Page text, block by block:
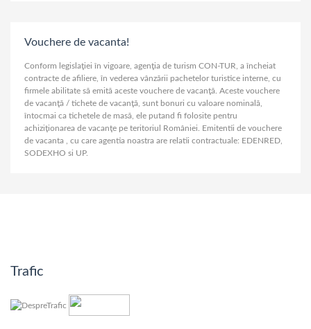
Vouchere de vacanta!
Conform legislaţiei în vigoare, agenţia de turism CON-TUR, a încheiat
contracte de afiliere, în vederea vânzării pachetelor turistice interne, cu
firmele abilitate să emită aceste vouchere de vacanţă. Aceste vouchere
de vacanţă / tichete de vacanţă, sunt bonuri cu valoare nominală,
întocmai ca tichetele de masă, ele putand fi folosite pentru
achiziţionarea de vacanţe pe teritoriul României. Emitentii de vouchere
de vacanta , cu care agentia noastra are relatii contractuale: EDENRED,
SODEXHO si UP.
Trafic